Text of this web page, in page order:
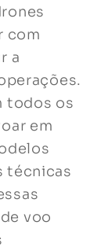
com
a
todos os
em
técnicas
voo